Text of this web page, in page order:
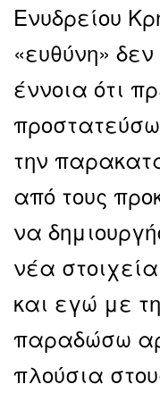
Ενυδρείου
«ευθύνη»
έννοια ότι
την
από τους
να
νέα
και εγώ με
παραδώσω
πλούσια